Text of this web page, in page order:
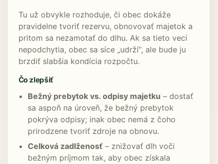
Tu už obvykle rozhoduje, či obec dokáže
pravidelne tvoriť rezervu, obnovovať majetok a
pritom sa nezamotať do dlhu. Ak sa tieto veci
nepodchytia, obec sa síce „udrží“, ale bude ju
brzdiť slabšia kondícia rozpočtu.
Čo zlepšiť
Bežný prebytok vs. odpisy majetku – dostať
sa aspoň na úroveň, že bežný prebytok
pokrýva odpisy; inak obec nemá z čoho
prirodzene tvoriť zdroje na obnovu.
Celková zadlženosť– znižovať dlh voči
bežným príjmom tak, aby obec získala